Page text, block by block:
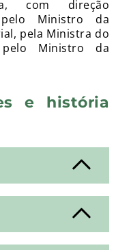
com direção
pelo Ministro da
pela Ministra do
Ministro da
e história